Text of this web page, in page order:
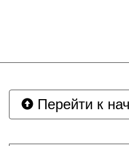
Перейти к